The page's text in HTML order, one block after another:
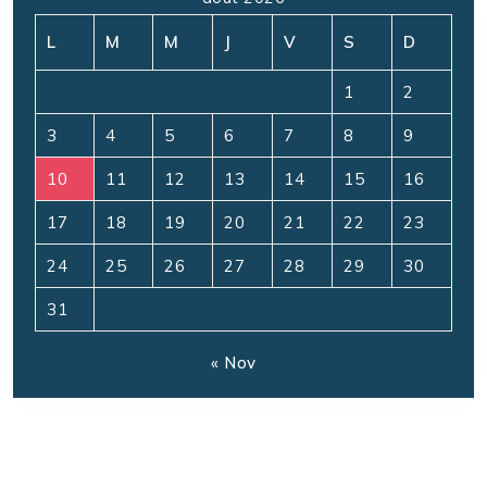
L M M J V S D
1 2
3 4 5 6 7 8 9
10 11 12 13 14 15 16
17 18 19 20 21 22 23
24 25 26 27 28 29 30
31
« Nov